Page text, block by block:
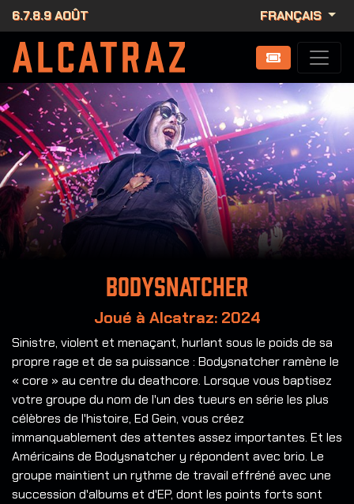
6.7.8.9 AOÛT FRANÇAIS
Bodysnatcher
Joué à Alcatraz: 2024
Sinistre, violent et menaçant, hurlant sous le poids de sa
propre rage et de sa puissance : Bodysnatcher ramène le
« core » au centre du deathcore. Lorsque vous baptisez
votre groupe du nom de l'un des tueurs en série les plus
célèbres de l'histoire, Ed Gein, vous créez
immanquablement des attentes assez importantes. Et les
Américains de Bodysnatcher y répondent avec brio. Le
groupe maintient un rythme de travail effréné avec une
succession d'albums et d'EP, dont les points forts sont